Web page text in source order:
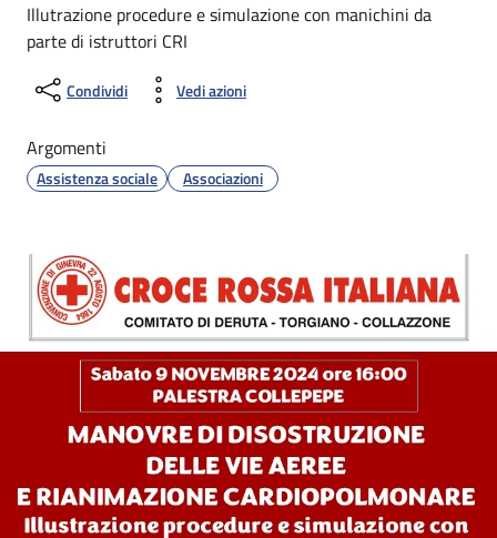
Illutrazione procedure e simulazione con manichini da
parte di istruttori CRI
Condividi Vedi azioni
Argomenti
Assistenza sociale Associazioni